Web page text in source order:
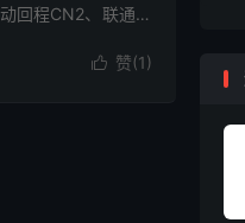
回程CN2、联通方
 赞(1)